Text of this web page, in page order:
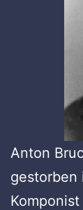
Anton
gestorben